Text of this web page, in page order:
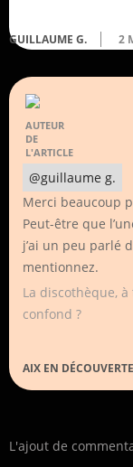
GUILLAUME G. 2
AUTEUR
DE
L'ARTICLE
@guillaume g.
Merci beaucoup
Peut-être que
j’ai un peu parlé
mentionnez.
La discothèque,
confond ?
AIX EN
L'ajout de